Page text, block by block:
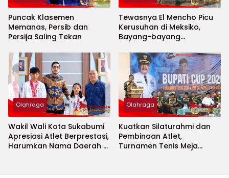
Puncak Klasemen
Memanas, Persib dan
Persija Saling Tekan
Tewasnya El Mencho Picu
Kerusuhan di Meksiko,
Bayang-bayang
2026 Menguat
Olahraga
Wakil Wali Kota Sukabumi
Apresiasi Atlet Berprestasi,
Harumkan Nama Daerah di
Olahraga
Kuatkan Silaturahmi dan
Pembinaan Atlet,
Turnamen Tenis Meja